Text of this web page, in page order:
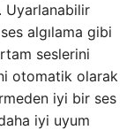
Uyarlanabilir
algılama gibi
seslerini
otomatik olarak
iyi bir ses
iyi uyum